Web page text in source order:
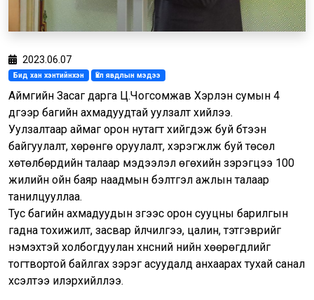
2023.06.07
Бид хан хэнтийнхэн Үйл явдлын мэдээ
Аймгийн Засаг дарга Ц.Чогсомжав Хэрлэн сумын 4
дүгээр багийн ахмадуудтай уулзалт хийлээ.
Уулзалтаар аймаг орон нутагт хийгдэж буй бүтээн
байгуулалт, хөрөнгө оруулалт, хэрэгжүүлж буй төсөл
хөтөлбөрүүдийн талаар мэдээлэл өгөхийн зэрэгцээ 100
жилийн ойн баяр наадмын бэлтгэл ажлын талаар
танилцууллаа.
Тус багийн ахмадуудын зүгээс орон сууцны барилгын
гадна тохижилт, засвар үйлчилгээ, цалин, тэтгэврийг
нэмэхтэй холбогдуулан хүнсний үнийн хөөрөгдлийг
тогтвортой байлгах зэрэг асуудалд анхаарах тухай санал
хүсэлтээ илэрхийллээ.